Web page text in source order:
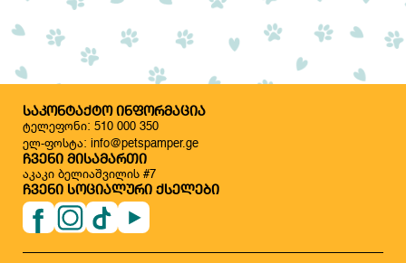
ᲡᲐᲙᲝᲜᲢᲐᲥᲢᲝ ᲘᲜᲤᲝᲠᲛᲐᲪᲘᲐ
ტელეფონი: 510 000 350
ელ-ფოსტა: info@petspamper.ge
ᲩᲕᲔᲜᲘ ᲛᲘᲡᲐᲛᲐᲠᲗᲘ
აკაკი ბელიაშვილის #7
ᲩᲕᲔᲜᲘ ᲡᲝᲪᲘᲐᲚᲣᲠᲘ ᲥᲡᲔᲚᲔᲑᲘ